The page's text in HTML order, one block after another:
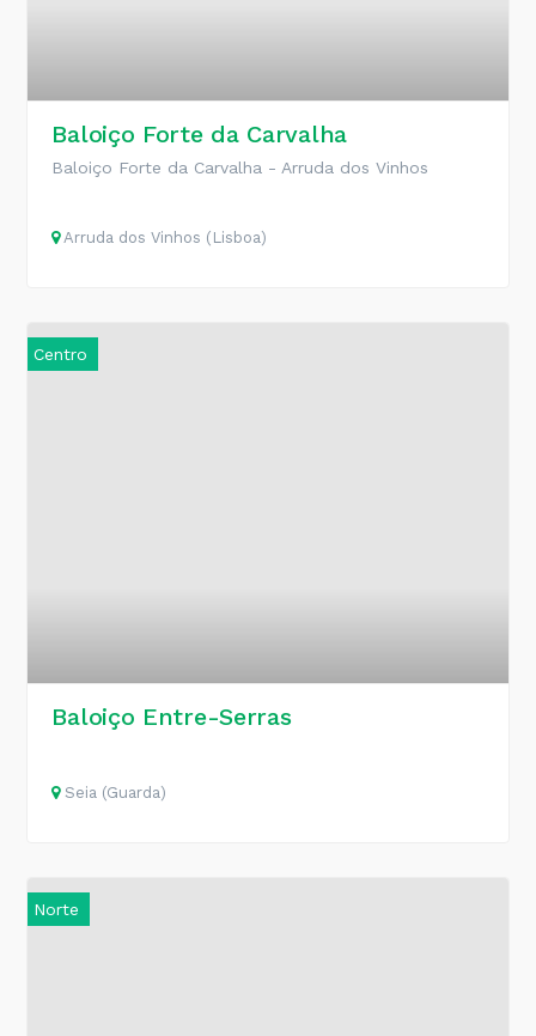
Baloiço Forte da Carvalha
Baloiço Forte da Carvalha - Arruda dos Vinhos
Arruda dos Vinhos (Lisboa)
Centro
Baloiço Entre-Serras
Seia (Guarda)
Norte